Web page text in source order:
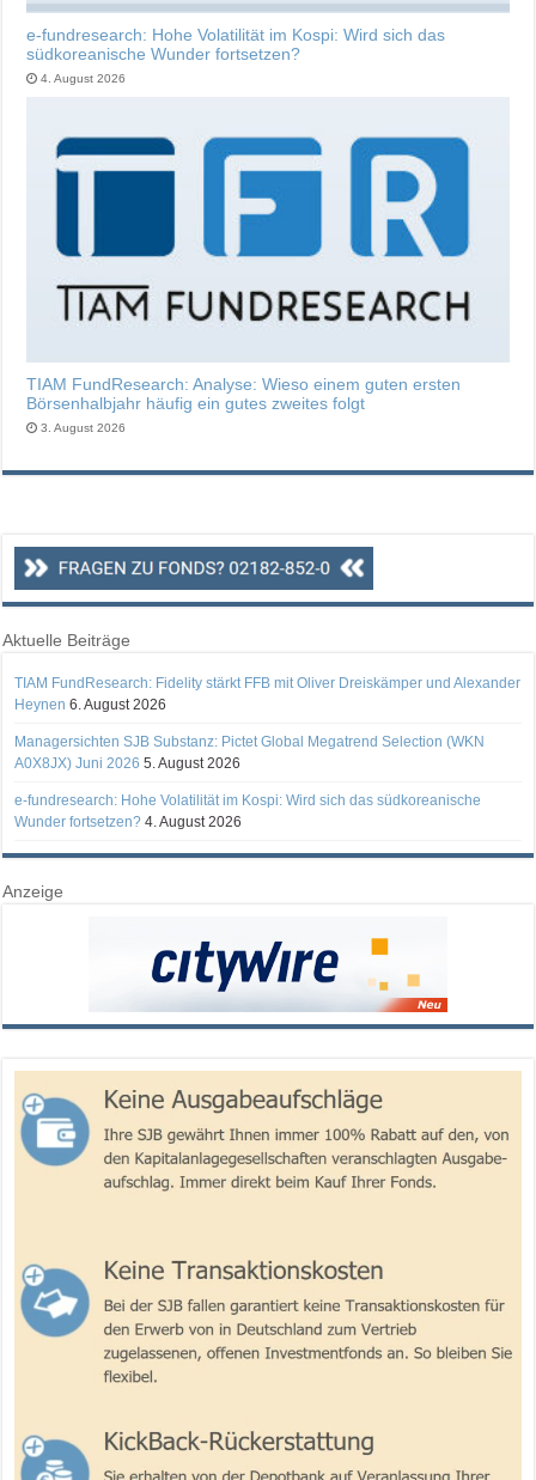
e-fundresearch: Hohe Volatilität im Kospi: Wird sich das
südkoreanische Wunder fortsetzen?
4. August 2026
TIAM FundResearch: Analyse: Wieso einem guten ersten
Börsenhalbjahr häufig ein gutes zweites folgt
3. August 2026
Aktuelle Beiträge
TIAM FundResearch: Fidelity stärkt FFB mit Oliver Dreiskämper und Alexander
Heynen 6. August 2026
Managersichten SJB Substanz: Pictet Global Megatrend Selection (WKN
A0X8JX) Juni 2026 5. August 2026
e-fundresearch: Hohe Volatilität im Kospi: Wird sich das südkoreanische
Wunder fortsetzen? 4. August 2026
Anzeige